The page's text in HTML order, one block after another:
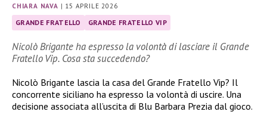
CHIARA NAVA | 15 APRILE 2026
GRANDE FRATELLO GRANDE FRATELLO VIP
Nicolò Brigante ha espresso la volontà di lasciare il Grande
Fratello Vip. Cosa sta succedendo?
Nicolò Brigante lascia la casa del Grande Fratello Vip? Il
concorrente siciliano ha espresso la volontà di uscire. Una
decisione associata all’uscita di Blu Barbara Prezia dal gioco.